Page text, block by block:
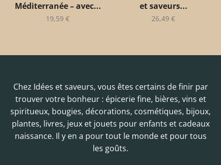
Méditerranée – avec...
19,59 €
et saveurs...
26,49 €
Chez Idées et saveurs, vous êtes certains de finir par
trouver votre bonheur : épicerie fine, bières, vins et
spiritueux, bougies, décorations, cosmétiques, bijoux,
plantes, livres, jeux et jouets pour enfants et cadeaux
naissance. Il y en a pour tout le monde et pour tous
les goûts.